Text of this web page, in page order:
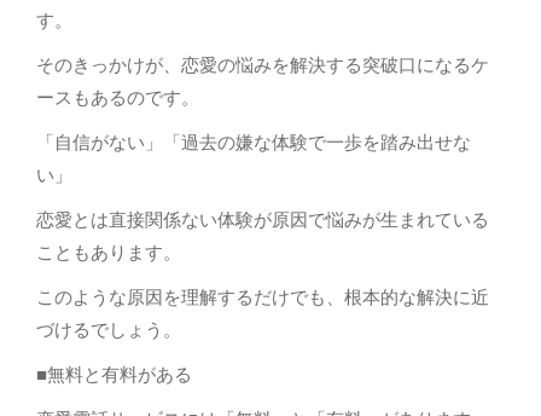
す。
そのきっかけが、恋愛の悩みを解決する突破口になるケ
ースもあるのです。
「自信がない」「過去の嫌な体験で一歩を踏み出せな
い」
恋愛とは直接関係ない体験が原因で悩みが生まれている
こともあります。
このような原因を理解するだけでも、根本的な解決に近
づけるでしょう。
■無料と有料がある